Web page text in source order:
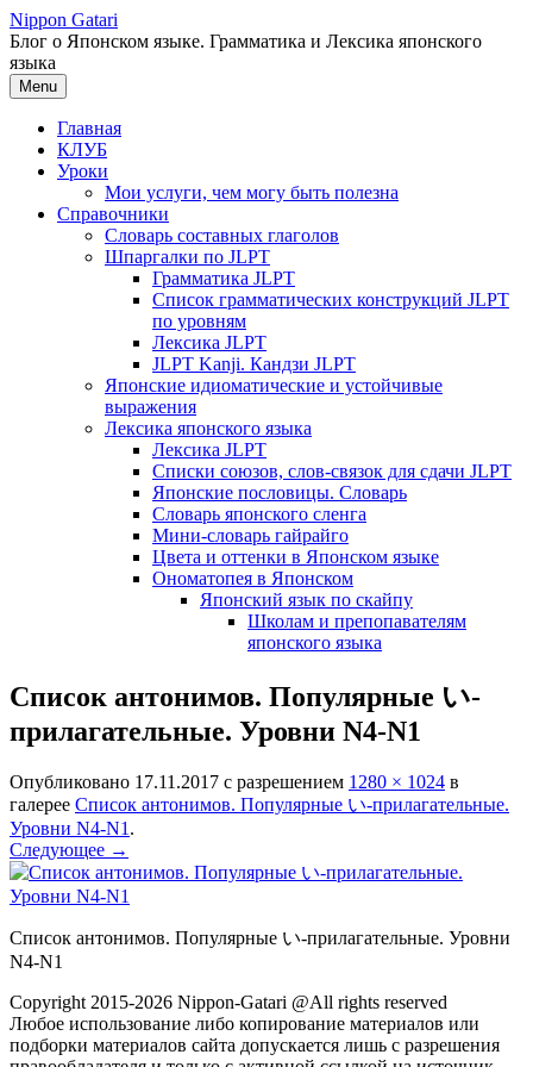
Перейти
к
содержимому
Nippon Gatari
Блог о Японском языке. Грамматика и Лексика японского
языка
Menu
Главная
КЛУБ
Уроки
Мои услуги, чем могу быть полезна
Справочники
Словарь составных глаголов
Шпаргалки по JLPT
Грамматика JLPT
Список грамматических конструкций JLPT
по уровням
Лексика JLPT
JLPT Kanji. Кандзи JLPT
Японские идиоматические и устойчивые
выражения
Лексика японского языка
Лексика JLPT
Списки союзов, слов-связок для сдачи JLPT
Японские пословицы. Словарь
Словарь японского сленга
Мини-словарь гайрайго
Цвета и оттенки в Японском языке
Ономатопея в Японском
Японский язык по скайпу
Школам и препопавателям
японского языка
Список антонимов. Популярные い-
прилагательные. Уровни N4-N1
Опубликовано 17.11.2017 с разрешением 1280 × 1024 в
галерее Список антонимов. Популярные い-прилагательные.
Уровни N4-N1 .
Следующее →
Список антонимов. Популярные い-прилагательные. Уровни
N4-N1
Copyright 2015-2026 Nippon-Gatari @All rights reserved
Любое использование либо копирование материалов или
подборки материалов сайта допускается лишь с разрешения